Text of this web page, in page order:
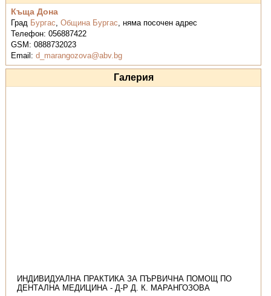
Къща Дона
Град Бургас,Община Бургас,няма посочен адрес
Телефон:056887422
GSM:0888732023
Email:d_marangozova@abv.bg
Галерия
ИНДИВИДУАЛНА ПРАКТИКА ЗА ПЪРВИЧНА ПОМОЩ ПО
ДЕНТАЛНА МЕДИЦИНА - Д-Р Д. К. МАРАНГОЗОВА